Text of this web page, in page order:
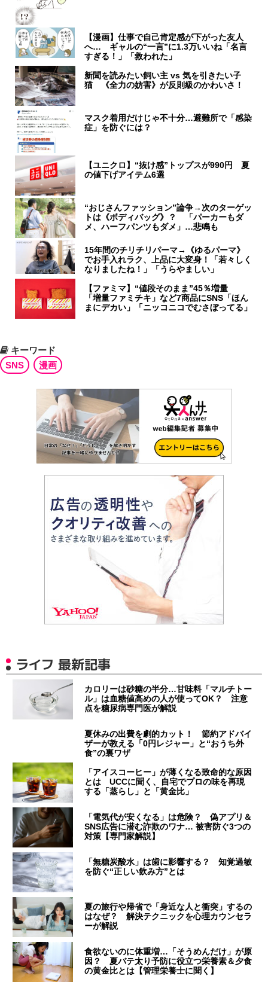
【漫画】仕事で自己肯定感が下がった友人
へ… ギャルの“一言”に1.3万いいね「名言
すぎる！」「救われた」
新聞を読みたい飼い主 vs 気を引きたい子
猫 《全力の妨害》が反則級のかわいさ！
マスク着用だけじゃ不十分…避難所で「感染
症」を防ぐには？
【ユニクロ】“抜け感”トップスが990円 夏
の値下げアイテム6選
“おじさんファッション”論争→次のターゲッ
トは《ボディバッグ》？ 「パーカーもダ
メ、ハーフパンツもダメ」…悲鳴も
15年間のチリチリパーマ→《ゆるパーマ》
でお手入れラク、上品に大変身！「若々しく
なりましたね！」「うらやましい」
【ファミマ】“値段そのまま”45％増量
「増量ファミチキ」など7商品にSNS「ほん
まにデカい」「ニッコニコでむさぼってる」
キーワード
SNS
漫画
ライフ 最新記事
カロリーは砂糖の半分…甘味料「マルチトー
ル」は血糖値高めの人が使ってOK？ 注意
点を糖尿病専門医が解説
夏休みの出費を劇的カット！ 節約アドバイ
ザーが教える「0円レジャー」と“おうち外
食”の裏ワザ
「アイスコーヒー」が薄くなる致命的な原因
とは UCCに聞く、自宅でプロの味を再現
する「蒸らし」と「黄金比」
「電気代が安くなる」は危険？ 偽アプリ＆
SNS広告に潜む詐欺のワナ… 被害防ぐ3つの
対策【専門家解説】
「無糖炭酸水」は歯に影響する？ 知覚過敏
を防ぐ“正しい飲み方”とは
夏の旅行や帰省で「身近な人と衝突」するの
はなぜ？ 解決テクニックを心理カウンセラ
ーが解説
食欲ないのに体重増…「そうめんだけ」が原
因？ 夏バテ太り予防に役立つ栄養素＆夕食
の黄金比とは【管理栄養士に聞く】